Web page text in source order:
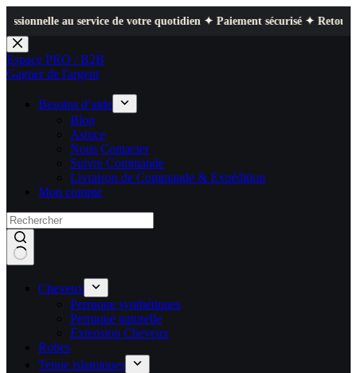
au service de votre quotidien ✦ Paiement sécurisé ✦ Retours faciles
Passer
au
contenu
Espace PRO / B2B
Gagner de l'argent
Besoins d’aide
Blog
Astuce
Nous Contacter
Suivre Commande
Livraison de Commande & Expédition
Mon compte
Cheveux
Perruque synthétiques
Perruque naturelle
Extension Cheveux
Robes
Tenue islamiques